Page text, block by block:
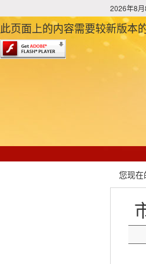
2026年8
此页面上的内容需要较新版本
您现在